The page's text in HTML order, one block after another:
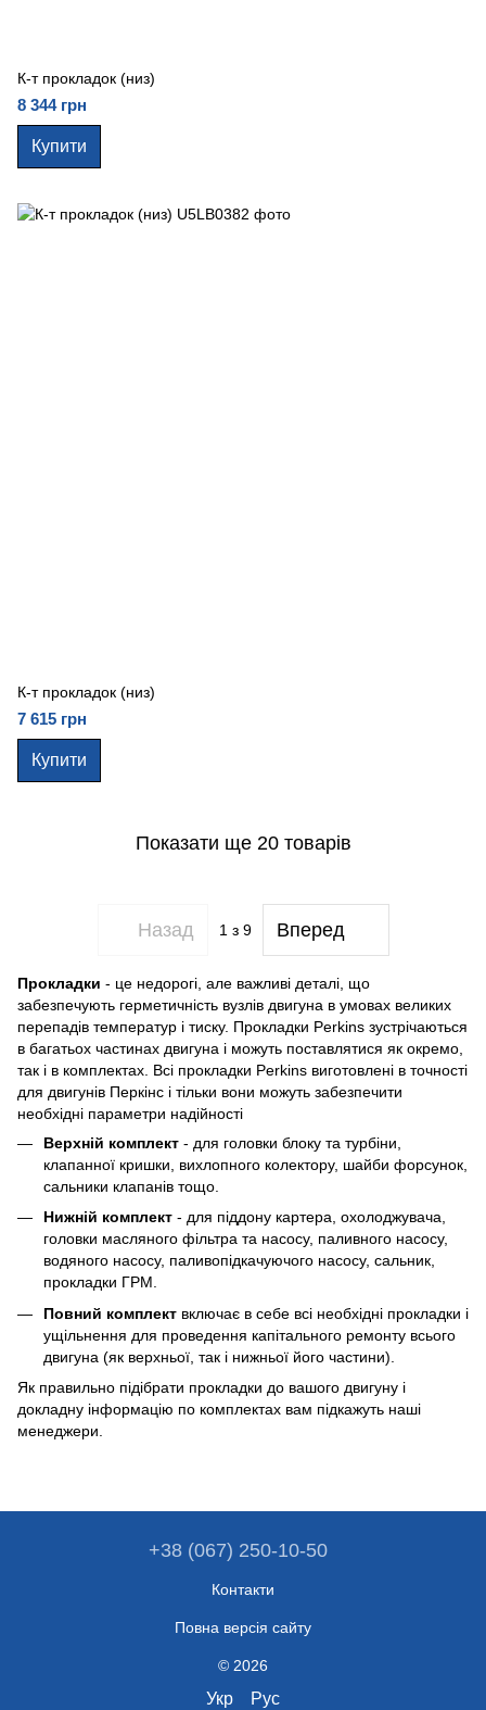
К-т прокладок (низ)
8 344 грн
Купити
К-т прокладок (низ)
7 615 грн
Купити
Показати ще 20 товарів
Назад 1 з 9 Вперед
Прокладки - це недорогі, але важливі деталі, що
забезпечують герметичність вузлів двигуна в умовах великих
перепадів температур і тиску. Прокладки Perkins зустрічаються
в багатьох частинах двигуна і можуть поставлятися як окремо,
так і в комплектах. Всі прокладки Perkins виготовлені в точності
для двигунів Перкінс і тільки вони можуть забезпечити
необхідні параметри надійності
Верхній комплект - для головки блоку та турбіни,
клапанної кришки, вихлопного колектору, шайби форсунок,
сальники клапанів тощо.
Нижній комплект - для піддону картера, охолоджувача,
головки масляного фільтра та насосу, паливного насосу,
водяного насосу, паливопідкачуючого насосу, сальник,
прокладки ГРМ.
Повний комплект включає в себе всі необхідні прокладки і
ущільнення для проведення капітального ремонту всього
двигуна (як верхньої, так і нижньої його частини).
Як правильно підібрати прокладки до вашого двигуну і
докладну інформацію по комплектах вам підкажуть наші
менеджери.
+38 (067) 250-10-50
Контакти
Повна версія сайту
© 2026
Укр Рус